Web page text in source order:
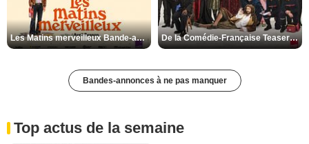
Les Matins merveilleux Bande-annonce VF De la Comédie-Française Teaser VF
Bandes-annonces à ne pas manquer
Top actus de la semaine